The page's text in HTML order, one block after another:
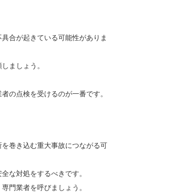
合が起きている可能性がありま
ましょう。
の点検を受けるのが一番です。
巻き込む重大事故につながる可
な対処をするべきです。
門業者を呼びましょう。